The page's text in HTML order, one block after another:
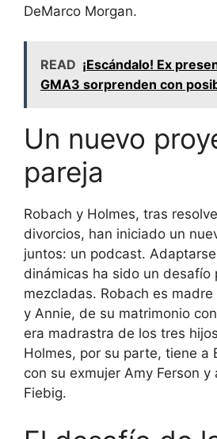
DeMarco Morgan.
READ ¡Escándalo! Ex
GMA3 sorprenden con
Un nuevo
pareja
Robach y Holmes, tras
divorcios, han iniciado un
juntos: un podcast.
dinámicas ha sido un desafío
mezcladas. Robach es
y Annie, de su matrimonio
era madrastra de los tres
Holmes, por su parte, tiene a
con su exmujer Amy Ferson y
Fiebig.